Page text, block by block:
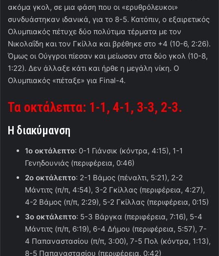
ακόμα γκολ, σε μια φάση που οι «ερυθρόλευκοι»
συνδυάστηκαν ιδανικά, για το 8-5. Κατόπιν, ο εξαιρετικός
Ολυμπιακός πέτυχε δύο πολύτιμα τέρματα με τον
Νικολαΐδη και τον Γκίλλα και βρέθηκε στο +4 (10-6, 2:26).
Όμως οι Ούγγροι πίεσαν και μείωσαν στα δύο γκολ (10-8,
1:22). Δεν άλλαξε κάτι και ήρθε η μεγάλη νίκη. Ο
Ολυμπιακός «πέταξε» για Final-4.
Τα οκτάλεπτα: 1-1, 4-1, 3-3, 2-3.
Η διακύμανση
1ο οκτάλεπτο: 0-1 Γιάνσικ (κόντρα, 4:15), 1-1
Γενηδουνιάς (περιφέρεια, 0:46)
2ο οκτάλεπτο: 2-1 Βάμος (πέναλτι, 5:21), 2-2
Μάντιτς (π/π, 4:54), 3-2 Γκίλλας (περιφέρεια, 4:27),
4-2 Βάμος (π/π, 2:29), 5-2 Γκίλλας (περιφέρεια, 0:15)
3ο οκτάλεπτο: 5-3 Βάργκα (περιφέρεια, 7:16), 5-4
Μάντιτς (π/π, 6:19), 6-4 Δήμου (περιφέρεια, 5:57), 7-
4 Παπαναστασίου (π/π, 3:00), 7-5 Πολ (κόντρα, 1:13),
8-5 Παπαναστασίου (περιφέρεια, 0:42)